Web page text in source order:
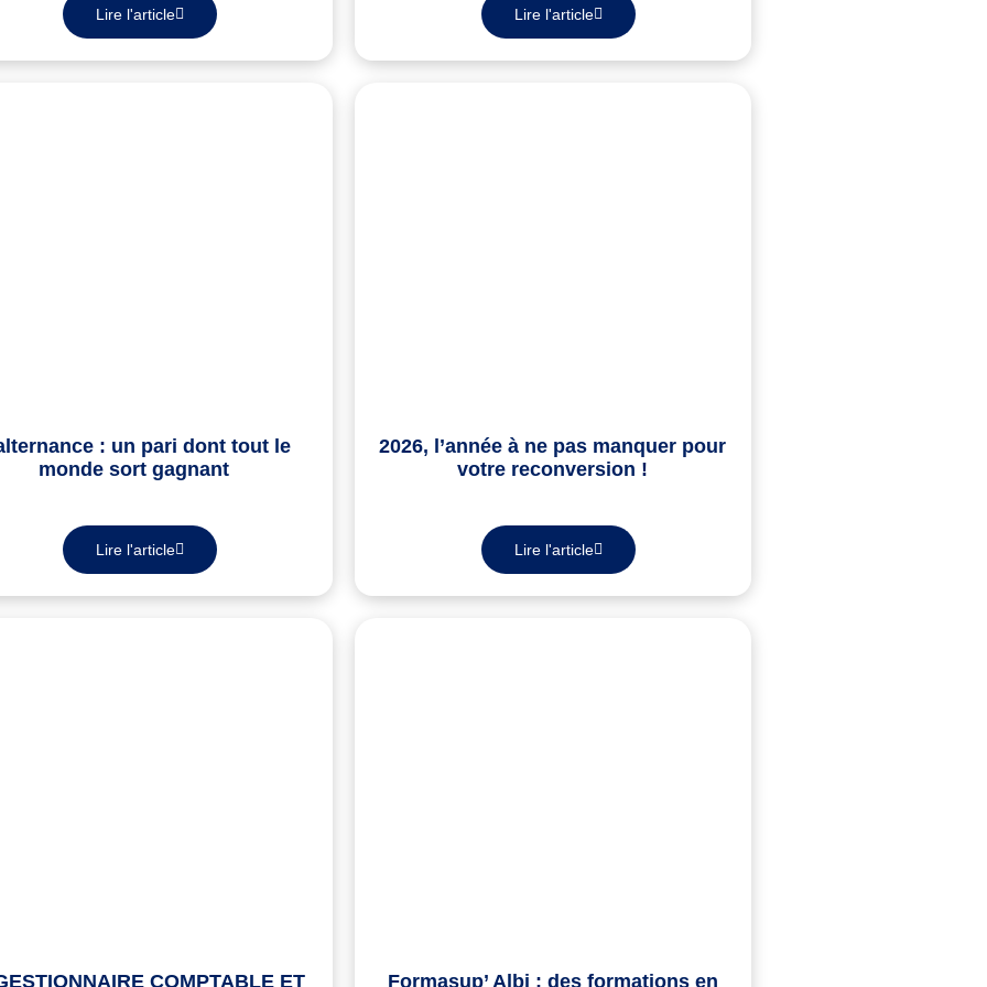
Lire l'article Lire l'article
: un pari dont tout le
monde sort gagnant
Lire l'article
2026, l’année à ne pas manquer pour
votre reconversion !
Lire l'article
COMPTABLE ET Formasup’ Albi : des formations en